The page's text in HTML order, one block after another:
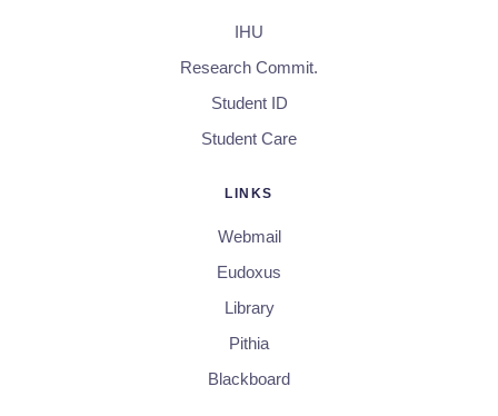
IHU
Research Commit.
Student ID
Student Care
LINKS
Webmail
Eudoxus
Library
Pithia
Blackboard